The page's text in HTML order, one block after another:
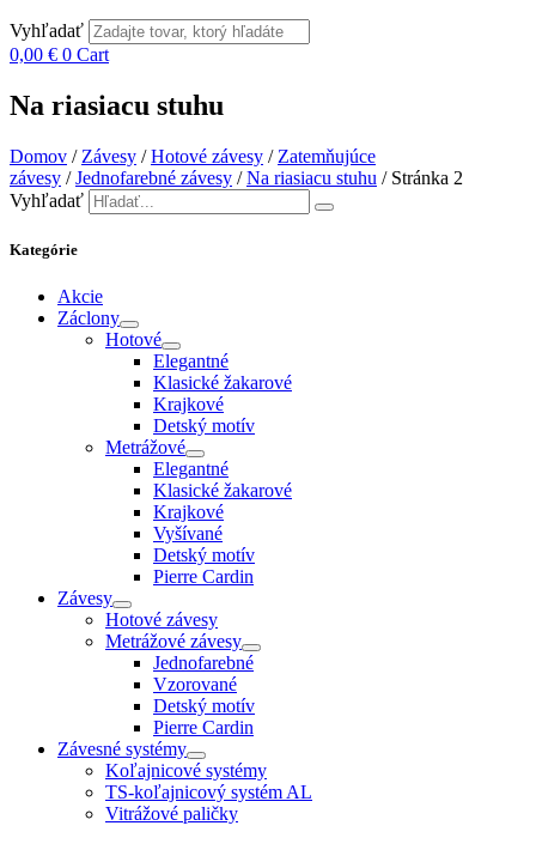
Vyhľadať
0,00 € 0 Cart
Na riasiacu stuhu
Domov / Závesy /Hotové závesy / Zatemňujúce
závesy /Jednofarebné závesy /Na riasiacu stuhu / Stránka 2
Vyhľadať
Kategórie
Akcie
Záclony
Hotové
Elegantné
Klasické žakarové
Krajkové
Detský motív
Metrážové
Elegantné
Klasické žakarové
Krajkové
Vyšívané
Detský motív
Pierre Cardin
Závesy
Hotové závesy
Metrážové závesy
Jednofarebné
Vzorované
Detský motív
Pierre Cardin
Závesné systémy
Koľajnicové systémy
TS-koľajnicový systém AL
Vitrážové paličky